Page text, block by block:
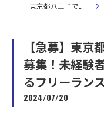
【急募】東京
募集！未経験
るフリーラン
2024/07/20